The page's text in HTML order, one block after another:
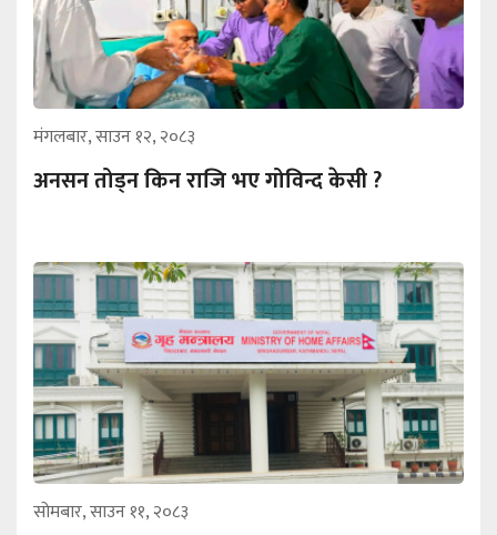
मंगलबार, साउन १२, २०८३
अनसन तोड्न किन राजि भए गोविन्द केसी ?
सोमबार, साउन ११, २०८३